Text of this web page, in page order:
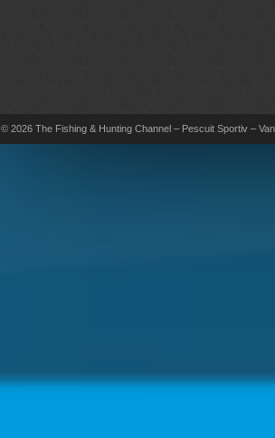
© 2026 The Fishing & Hunting Channel – Pescuit Sportiv –